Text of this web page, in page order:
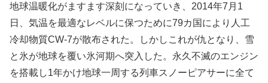
地球温暖化がますます深刻になっていき、2014年7月1
日、気温を最適なレベルに保つために79カ国により人工
冷却物質CW-7が散布された。しかしこれが仇となり、雪
と氷が地球を覆い氷河期へ突入した。永久不滅のエンジン
を搭載し1年かけ地球一周する列車スノーピアサーに全て